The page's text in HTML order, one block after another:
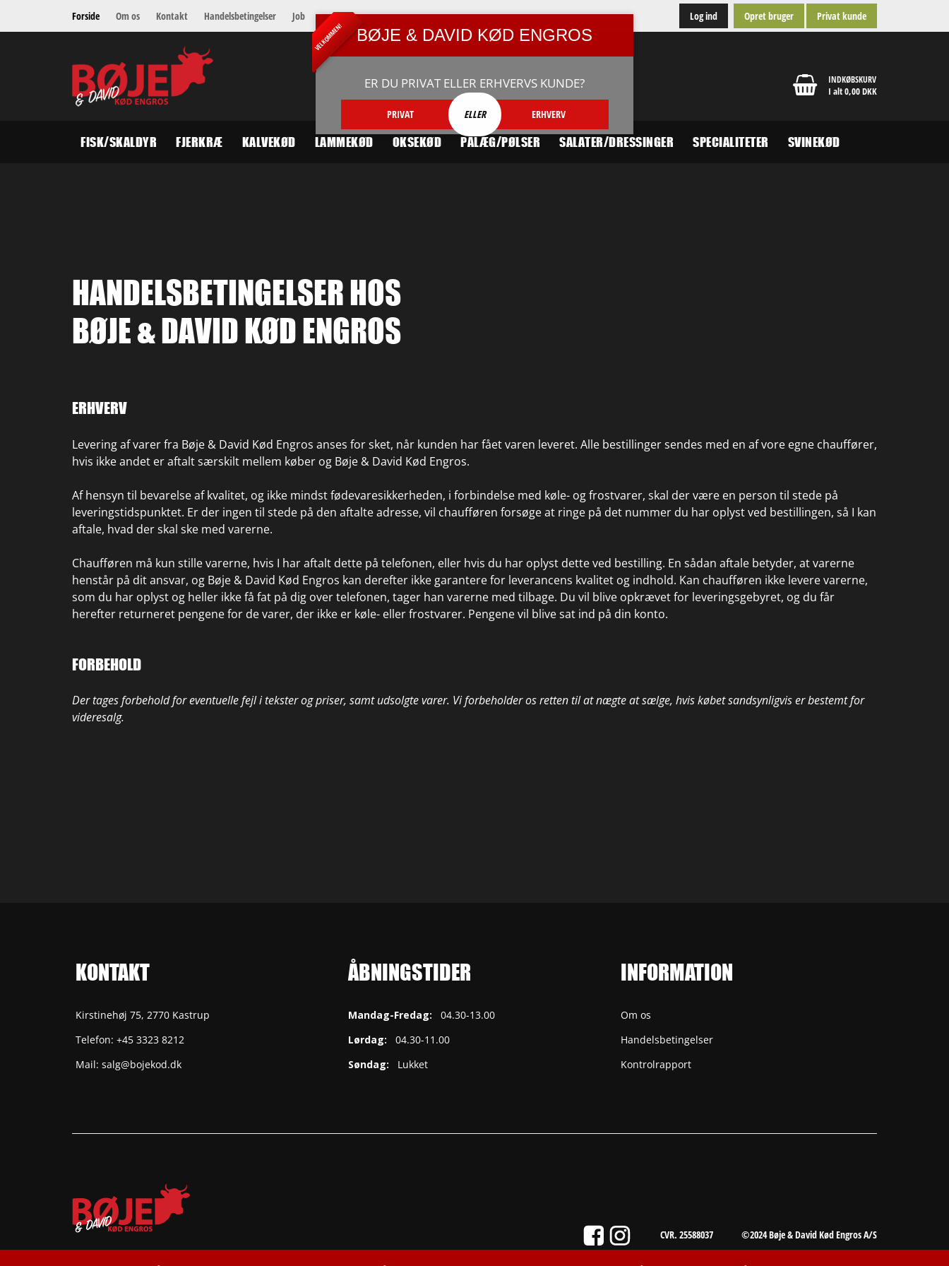
Forside Om os Kontakt Handelsbetingelser Job Log ind Opret bruger Privat kunde
INDKØBSKURV
I alt 0,00 DKK
FISK/SKALDYR FJERKRÆ KALVEKØD LAMMEKØD OKSEKØD PÅLÆG/PØLSER SALATER/DRESSINGER SPECIALITETER SVINEKØD
HANDELSBETINGELSER HOS
BØJE & DAVID KØD ENGROS
ERHVERV
Levering af varer fra Bøje & David Kød Engros anses for sket, når kunden har fået varen leveret. Alle bestillinger sendes med en af vore egne chauffører,
hvis ikke andet er aftalt særskilt mellem køber og Bøje & David Kød Engros.
Af hensyn til bevarelse af kvalitet, og ikke mindst fødevaresikkerheden, i forbindelse med køle- og frostvarer, skal der være en person til stede på
leveringstidspunktet. Er der ingen til stede på den aftalte adresse, vil chaufføren forsøge at ringe på det nummer du har oplyst ved bestillingen, så I kan
aftale, hvad der skal ske med varerne.
Chaufføren må kun stille varerne, hvis I har aftalt dette på telefonen, eller hvis du har oplyst dette ved bestilling. En sådan aftale betyder, at varerne
henstår på dit ansvar, og Bøje & David Kød Engros kan derefter ikke garantere for leverancens kvalitet og indhold. Kan chaufføren ikke levere varerne,
som du har oplyst og heller ikke få fat på dig over telefonen, tager han varerne med tilbage. Du vil blive opkrævet for leveringsgebyret, og du får
herefter returneret pengene for de varer, der ikke er køle- eller frostvarer. Pengene vil blive sat ind på din konto.
FORBEHOLD
Der tages forbehold for eventuelle fejl i tekster og priser, samt udsolgte varer. Vi forbeholder os retten til at nægte at sælge, hvis købet sandsynligvis er bestemt for
videresalg.
KONTAKT
Kirstinehøj 75, 2770 Kastrup
Telefon: +45 3323 8212
Mail: salg@bojekod.dk
ÅBNINGSTIDER
Mandag-Fredag:04.30-13.00
Lørdag: 04.30-11.00
Søndag: Lukket
INFORMATION
Om os
Handelsbetingelser
Kontrolrapport
©2024 Bøje & David Kød Engros A/S
CVR. 25588037
VELKOMMEN! BØJE & DAVID KØD ENGROS
ER DU PRIVAT ELLER ERHVERVS KUNDE?
PRIVAT ELLER ERHVERV